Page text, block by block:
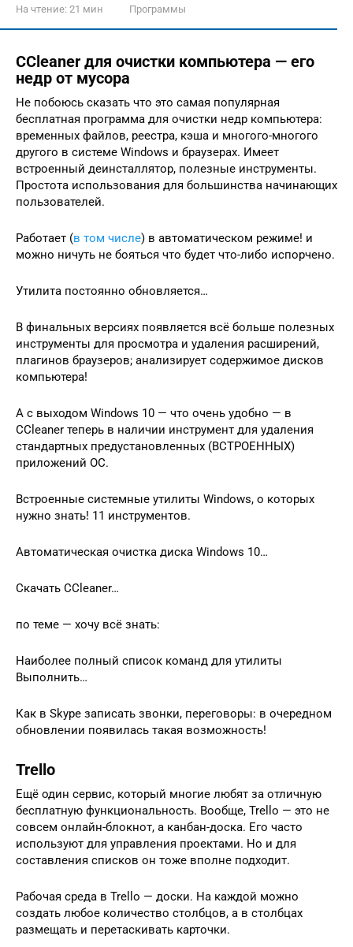
На чтение: 21 мин Программы
CCleaner для очистки компьютера — его
недр от мусора
Не побоюсь сказать что это самая популярная
бесплатная программа для очистки недр компьютера:
временных файлов, реестра, кэша и многого-многого
другого в системе Windows и браузерах. Имеет
встроенный деинсталлятор, полезные инструменты.
Простота использования для большинства начинающих
пользователей.
Работает (в том числе) в автоматическом режиме! и
можно ничуть не бояться что будет что-либо испорчено.
Утилита постоянно обновляется…
В финальных версиях появляется всё больше полезных
инструменты для просмотра и удаления расширений,
плагинов браузеров; анализирует содержимое дисков
компьютера!
А с выходом Windows 10 — что очень удобно — в
CCleaner теперь в наличии инструмент для удаления
стандартных предустановленных (ВСТРОЕННЫХ)
приложений ОС.
Встроенные системные утилиты Windows, о которых
нужно знать! 11 инструментов.
Автоматическая очистка диска Windows 10…
Скачать CCleaner…
по теме — хочу всё знать:
Наиболее полный список команд для утилиты
Выполнить…
Как в Skype записать звонки, переговоры: в очередном
обновлении появилась такая возможность!
Trello
Ещё один сервис, который многие любят за отличную
бесплатную функциональность. Вообще, Trello — это не
совсем онлайн-блокнот, а канбан-доска. Его часто
используют для управления проектами. Но и для
составления списков он тоже вполне подходит.
Рабочая среда в Trello — доски. На каждой можно
создать любое количество столбцов, а в столбцах
размещать и перетаскивать карточки.